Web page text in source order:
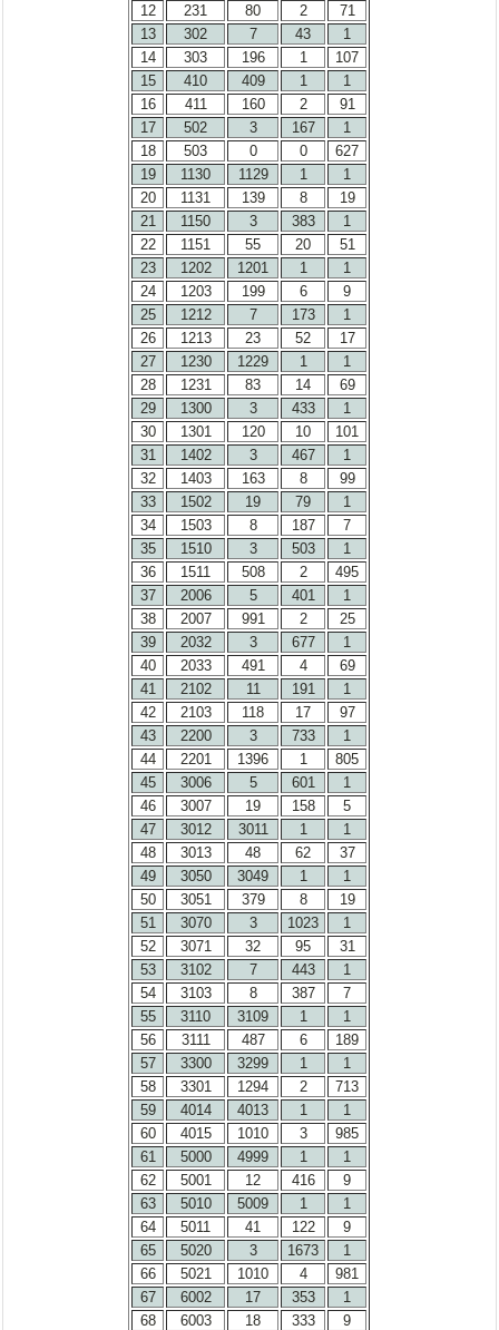
12
231 80 2
71
13
302 7 43
1
14
303 196 1
107
15
410 409 1
1
16
411 160 2
91
17
502 3 167
1
18
503 0 0
627
19
1130 1129 1
1
20
1131 139 8
19
21
1150 3 383
1
22
1151 55 20
51
23
1202 1201 1
1
24
1203 199 6
9
25
1212 7 173
1
26
1213 23 52
17
27
1230 1229 1
1
28
1231 83 14
69
29
1300 3 433
1
30
1301 120 10
101
31
1402 3 467
1
32
1403 163 8
99
33
1502 19 79
1
34
1503 8 187
7
35
1510 3 503
1
36
1511 508 2
495
37
2006 5 401
1
38
2007 991 2
25
39
2032 3 677
1
40
2033 491 4
69
41
2102 11 191
1
42
2103 118 17
97
43
2200 3 733
1
44
2201 1396 1
805
45
3006 5 601
1
46
3007 19 158
5
47
3012 3011 1
1
48
3013 48 62
37
49
3050 3049 1
1
50
3051 379 8
19
51
3070 3 1023
1
52
3071 32 95
31
53
3102 7 443
1
54
3103 8 387
7
55
3110 3109 1
1
56
3111 487 6
189
57
3300 3299 1
1
58
3301 1294 2
713
59
4014 4013 1
1
60
4015 1010 3
985
61
5000 4999 1
1
62
5001 12 416
9
63
5010 5009 1
1
64
5011 41 122
9
65
5020 3 1673
1
66
5021 1010 4
981
67
6002 17 353
1
68
6003 18 333
9